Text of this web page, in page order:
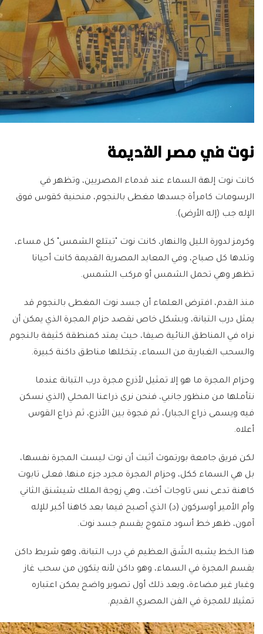
نوت في مصر القديمة
كانت نوت إلهة السماء عند قدماء المصريين، وتظهر في
الرسومات كامرأة جسدها مغطى بالنجوم، منحنية كقوس فوق
الإله جب (إله الأرض).
وكرمز لدورة الليل والنهار، كانت نوت "تبتلع الشمس" كل مساء،
وتلدها كل صباح، وفي المعابد المصرية القديمة كانت أحيانا
تظهر وهي تحمل الشمس أو مركب الشمس.
منذ القدم، افترض العلماء أن جسد نوت المغطى بالنجوم قد
يمثل درب التبانة، وبشكل خاص نقصد حزام المجرة الذي يمكن أن
نراه في المناطق النائية صيفا، حيث يمتد كمنطقة كثيفة بالنجوم
والسحب الغبارية من السماء، يتخللها مناطق داكنة كبيرة.
وحزام المجرة ما هو إلا تمثيل لأذرع مجرة درب التبانة عندما
نتأملها من منظور جانبي، فنحن نرى ذراعنا المحلي (الذي نسكن
فيه ويسمى ذراع الجبار)، ثم فجوة بين الأذرع، ثم ذراع القوس
أعلاه.
لكن فريق جامعة بورتموث أثبت أن نوت ليست المجرة نفسها،
بل هي السماء ككل، وحزام المجرة مجرد جزء منهاـ فعلى تابوت
كاهنة تدعى نس تاوجات أخت، وهي زوجة الملك شيشنق الثاني
وأم الأمير أوسركون (د) الذي أصبح فيما بعد كاهنا أكبر للإله
آمون، ظهر خط أسود متموج يقسم جسد نوت.
هذا الخط يشبه الشَق العظيم في درب التبانة، وهو شريط داكن
يقسم المجرة في السماء، وهو داكن لأنه يتكون من سحب غاز
وغبار غير مضاءة، ويعد ذلك أول تصوير واضح يمكن اعتباره
تمثيلا للمجرة في الفن المصري القديم.